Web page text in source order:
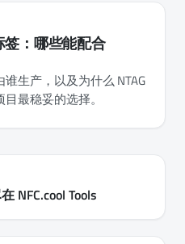
签：哪些能配合
谁生产，以及为什么 NTAG
最稳妥的选择。
NFC.cool Tools